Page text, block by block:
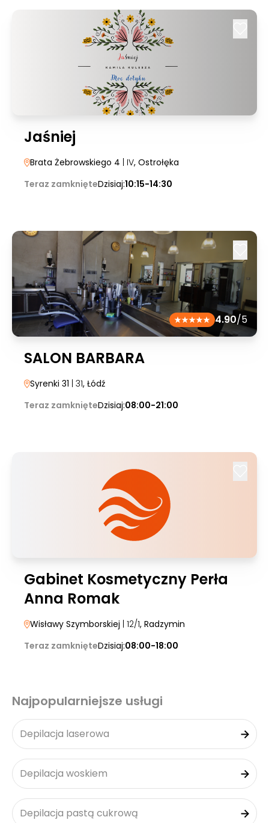
Jaśniej
Brata Żebrowskiego 4 | IV, Ostrołęka
Teraz zamknięteDzisiaj:10:15-14:30
4.90/5
SALON BARBARA
Syrenki 31 | 31, Łódź
Teraz zamknięteDzisiaj:08:00-21:00
Gabinet Kosmetyczny Perła
Anna Romak
Wisławy Szymborskiej | 12/1, Radzymin
Teraz zamknięteDzisiaj:08:00-18:00
Najpopularniejsze usługi
Depilacja laserowa
Depilacja woskiem
Depilacja pastą cukrową